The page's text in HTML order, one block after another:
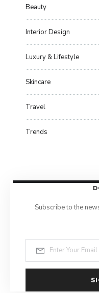
Beauty
Interior Design
Luxury & Lifestyle
Skincare
Travel
Trends
Subscribe to the